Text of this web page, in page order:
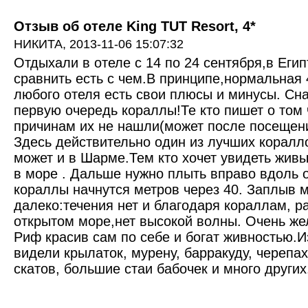
Отзыв об отеле King TUT Resort, 4*
НИКИТА, 2013-11-06 15:07:32
Отдыхали в отеле с 14 по 24 сентября,в
сравнить есть с чем.В принципе,нормальная
любого отеля есть свои плюсы и минусы.
первую очередь кораллы!Те кто пишет о том
причинам их не нашли(может после
Здесь действительно один из лучших
может и в Шарме.Тем кто хочет увидеть
в море . Дальше нужно плыть вправо вдоль
кораллы начнутся метров через 40. Заплыв
далеко:течения нет и благодаря кораллам,
открытом море,нет высокой волны. Очень
Риф красив сам по себе и богат
видели крылаток, мурену, барракуду,
скатов, большие стаи бабочек и много